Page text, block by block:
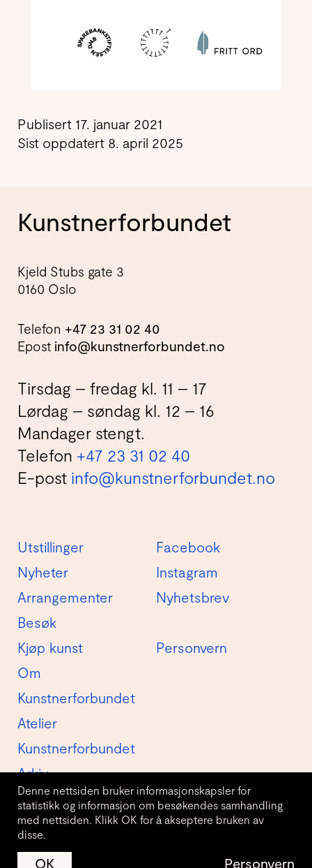
Denne nettsiden bruker informasjonskapsler for
statistikk og informasjon om besøkendes samhandling
med nettsiden. Klikk OK for å akseptere bruken av
disse.
OK Personvern
Publisert 17. januar 2021
Sist oppdatert 8. april 2025
Kunstnerforbundet
Kjeld Stubs gate 3
0160 Oslo
Telefon +47 23 31 02 40
Epost info@kunstnerforbundet.no
Tirsdag – fredag kl. 11 – 17
Lørdag – søndag kl. 12 – 16
Mandager stengt.
Telefon +47 23 31 02 40
E-post info@kunstnerforbundet.no
Utstillinger
Nyheter
Arrangementer
Besøk
Kjøp kunst
Om
Kunstnerforbundet
Atelier
Kunstnerforbundet
Arkiv
Facebook
Instagram
Nyhetsbrev
Personvern